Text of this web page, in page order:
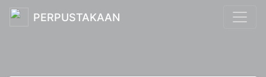
PERPUSTAKAAN